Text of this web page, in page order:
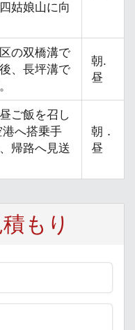
姑娘山に向
の双橋溝で
、長坪溝で
朝.
昼
ご飯を召し
へ搭乗手
帰路へ見送
朝．
昼
もり